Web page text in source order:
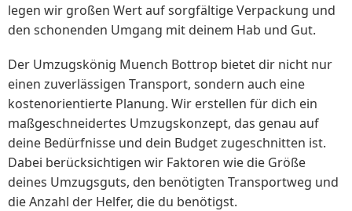
legen wir großen Wert auf sorgfältige Verpackung und
den schonenden Umgang mit deinem Hab und Gut.
Der Umzugskönig Muench Bottrop bietet dir nicht nur
einen zuverlässigen Transport, sondern auch eine
kostenorientierte Planung. Wir erstellen für dich ein
maßgeschneidertes Umzugskonzept, das genau auf
deine Bedürfnisse und dein Budget zugeschnitten ist.
Dabei berücksichtigen wir Faktoren wie die Größe
deines Umzugsguts, den benötigten Transportweg und
die Anzahl der Helfer, die du benötigst.